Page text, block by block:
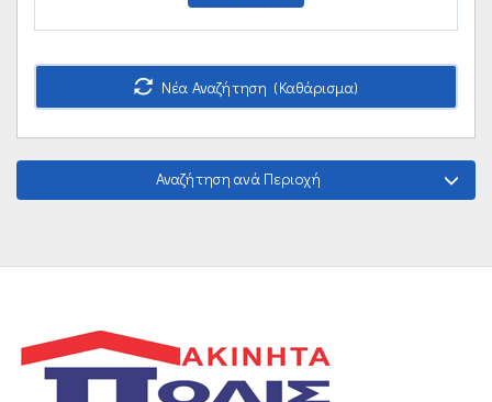
Νέα Αναζήτηση (Καθάρισμα)
Αναζήτηση ανά Περιοχή